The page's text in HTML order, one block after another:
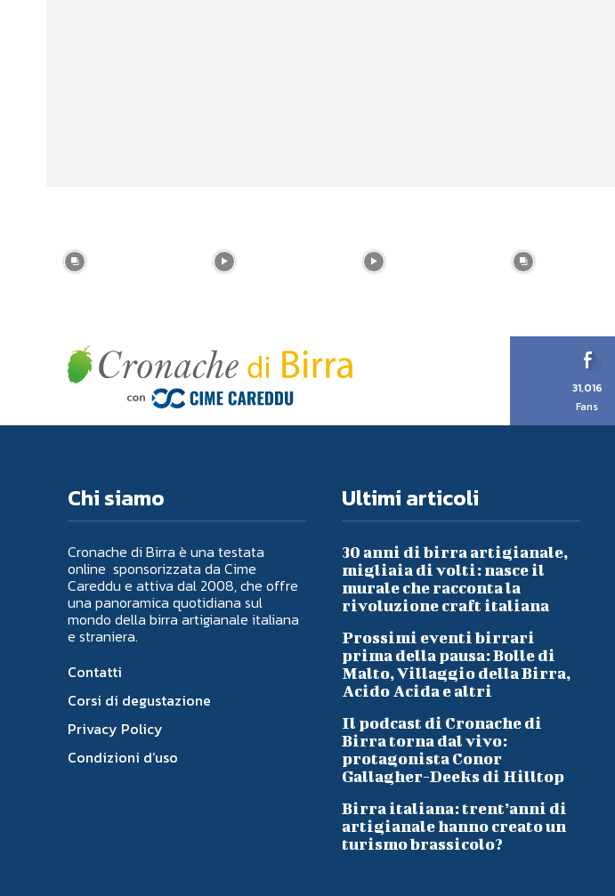
31,016
Fans
Chi siamo
Cronache di Birra è una testata
online sponsorizzata da Cime
Careddu e attiva dal 2008, che offre
una panoramica quotidiana sul
mondo della birra artigianale italiana
e straniera.
Contatti
Corsi di degustazione
Privacy Policy
Condizioni d’uso
Ultimi articoli
30 anni di birra artigianale,
migliaia di volti: nasce il
murale che racconta la
rivoluzione craft italiana
Prossimi eventi birrari
prima della pausa: Bolle di
Malto, Villaggio della Birra,
Acido Acida e altri
Il podcast di Cronache di
Birra torna dal vivo:
protagonista Conor
Gallagher-Deeks di Hilltop
Birra italiana: trent’anni di
artigianale hanno creato un
turismo brassicolo?